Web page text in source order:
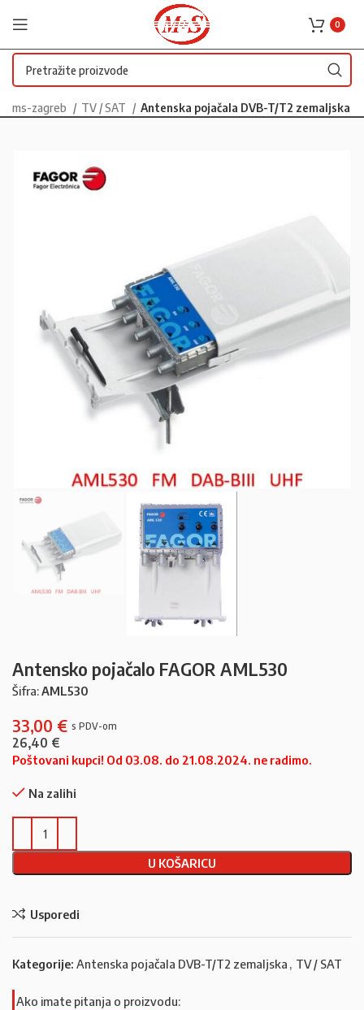
0
ms-zagreb TV / SAT Antenska pojačala DVB-T/T2 zemaljska
Antensko pojačalo FAGOR AML530
Šifra:AML530
33,00 €
26,40 €
Poštovani kupci! Od 03.08. do 21.08.2024. ne radimo.
Na zalihi
U KOŠARICU
Usporedi
Kategorije: Antenska pojačala DVB-T/T2 zemaljska , TV / SAT
Ako imate pitanja o proizvodu: